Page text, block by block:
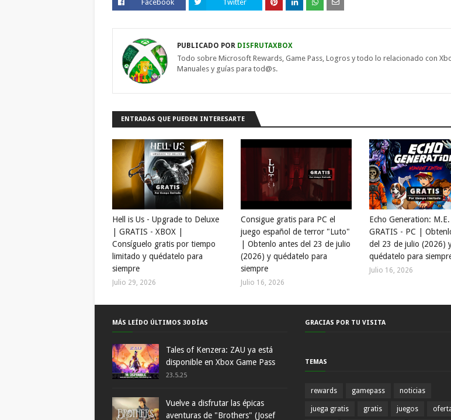
Facebook Twitter
PUBLICADO POR DISFRUTAXBOX
Todo sobre Microsoft Rewards, Game Pass, Logros y todo lo relacionado con
Manuales y guías para tod@s.
ENTRADAS QUE PUEDEN INTERESARTE
Hell is Us - Upgrade to Deluxe
| GRATIS - XBOX |
Consíguelo gratis por tiempo
limitado y quédatelo para
siempre
Julio 29, 2026
Consigue gratis para PC el
juego español de terror "Luto"
| Obtenlo antes del 23 de julio
(2026) y quédatelo para
siempre
Julio 16, 2026
Echo Generation: M.E.
GRATIS - PC |
del 23 de julio (2026)
quédatelo para
Julio 16, 2026
MÁS LEÍDO ÚLTIMOS 30 DÍAS
Tales of Kenzera: ZAU ya está
disponible en Xbox Game Pass
23.5.25
Vuelve a disfrutar las épicas
aventuras de "Brothers" (Josef
GRACIAS POR TU VISITA
TEMAS
rewards gamepass noticias
juega gratis gratis juegos